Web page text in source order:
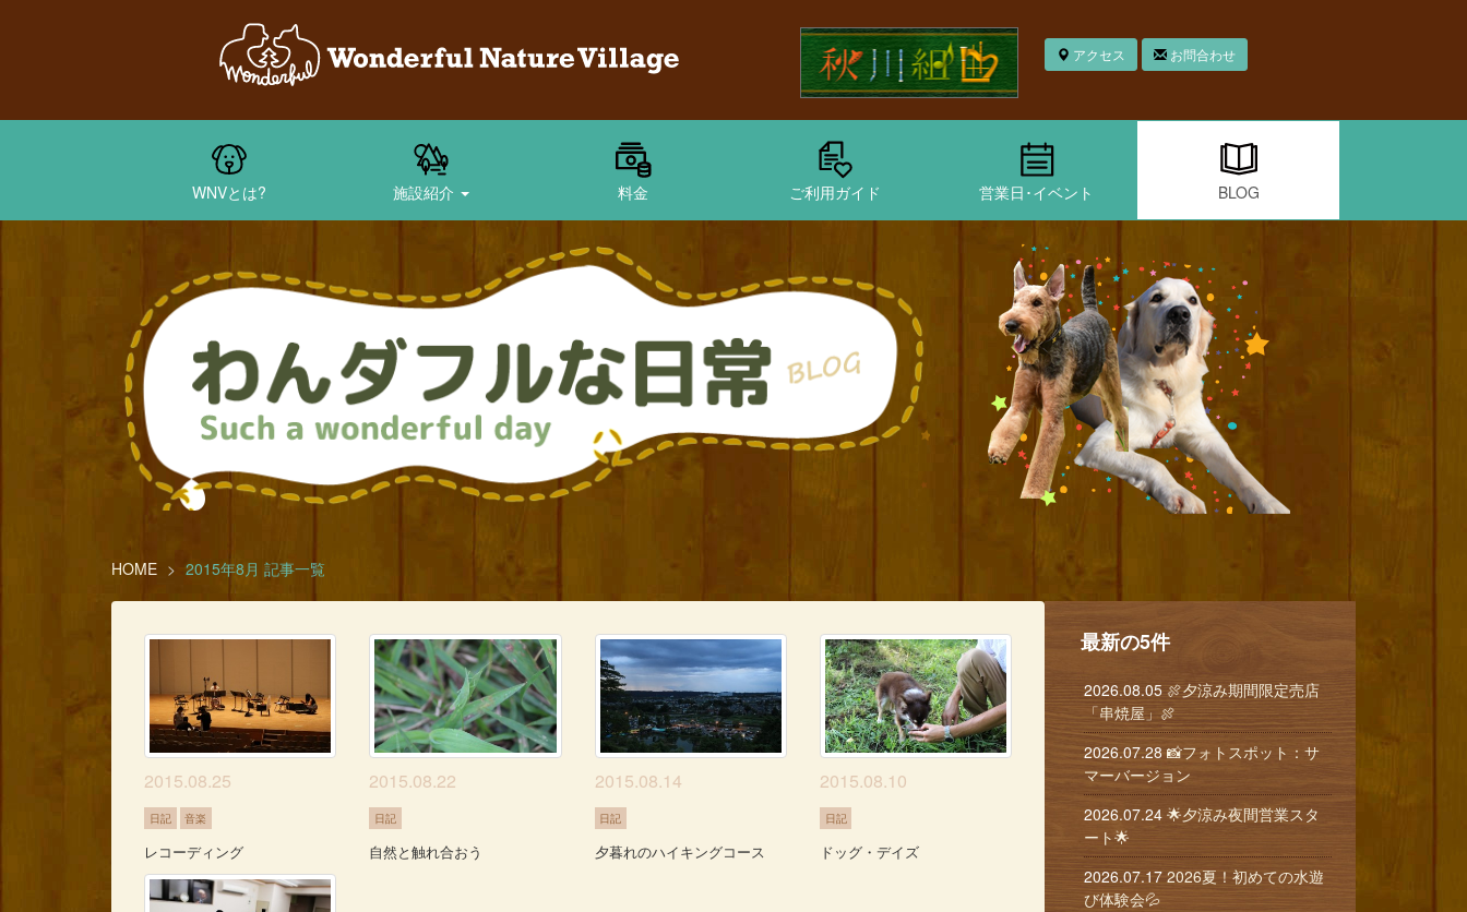
アクセス お問合わせ
WNVとは? 施設紹介 料金 ご利用ガイド 営業日･イベント BLOG
HOME 2015年8月 記事一覧
2015.08.25
日記 音楽
レコーディング
2015.08.22
日記
自然と触れ合おう
2015.08.14
日記
夕暮れのハイキングコース
2015.08.10
日記
ドッグ・デイズ
最新の5件
2026.08.05 🍖夕涼み期間限定売店
「串焼屋」🍖
2026.07.28 📸フォトスポット：サ
マーバージョン
2026.07.24 🌟夕涼み夜間営業スタ
ート🌟
2026.07.17 2026夏！初めての水遊
び体験会💦